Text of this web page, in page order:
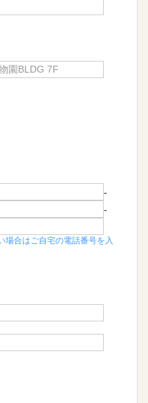
-
-
場合はご自宅の電話番号を入